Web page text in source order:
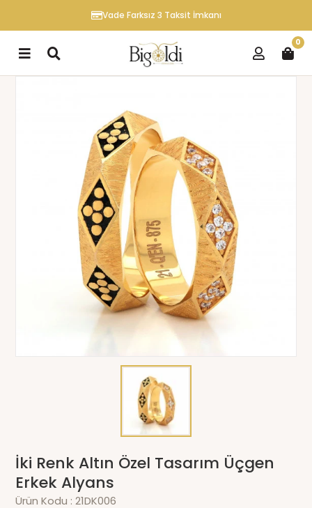
Vade Farksız 3 Taksit İmkanı
0
İki Renk Altın Özel Tasarım Üçgen
Erkek Alyans
Ürün Kodu :21DK006